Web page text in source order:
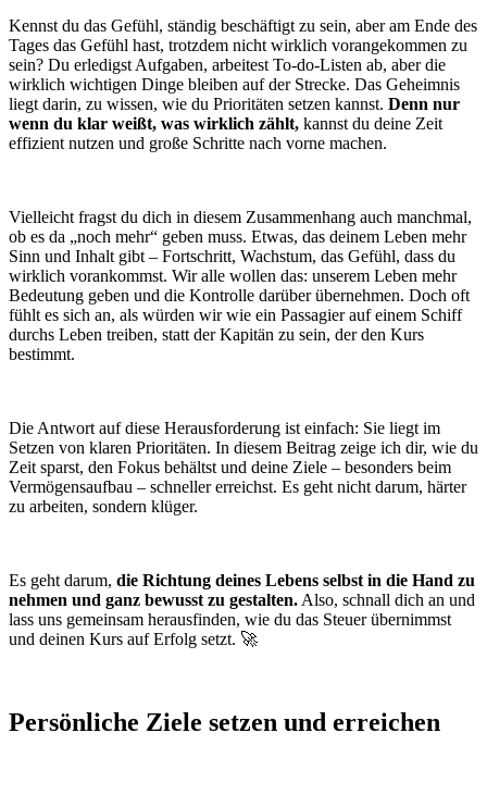
Kennst du das Gefühl, ständig beschäftigt zu sein, aber am Ende des
Tages das Gefühl hast, trotzdem nicht wirklich vorangekommen zu
sein? Du erledigst Aufgaben, arbeitest To-do-Listen ab, aber die
wirklich wichtigen Dinge bleiben auf der Strecke. Das Geheimnis
liegt darin, zu wissen, wie du Prioritäten setzen kannst. Denn nur
wenn du klar weißt, was wirklich zählt, kannst du deine Zeit
effizient nutzen und große Schritte nach vorne machen.
Vielleicht fragst du dich in diesem Zusammenhang auch manchmal,
ob es da „noch mehr“ geben muss. Etwas, das deinem Leben mehr
Sinn und Inhalt gibt – Fortschritt, Wachstum, das Gefühl, dass du
wirklich vorankommst. Wir alle wollen das: unserem Leben mehr
Bedeutung geben und die Kontrolle darüber übernehmen. Doch oft
fühlt es sich an, als würden wir wie ein Passagier auf einem Schiff
durchs Leben treiben, statt der Kapitän zu sein, der den Kurs
bestimmt.
Die Antwort auf diese Herausforderung ist einfach: Sie liegt im
Setzen von klaren Prioritäten. In diesem Beitrag zeige ich dir, wie du
Zeit sparst, den Fokus behältst und deine Ziele – besonders beim
Vermögensaufbau – schneller erreichst. Es geht nicht darum, härter
zu arbeiten, sondern klüger.
Es geht darum, die Richtung deines Lebens selbst in die Hand zu
nehmen und ganz bewusst zu gestalten. Also, schnall dich an und
lass uns gemeinsam herausfinden, wie du das Steuer übernimmst
und deinen Kurs auf Erfolg setzt. 🚀
Persönliche Ziele setzen und erreichen